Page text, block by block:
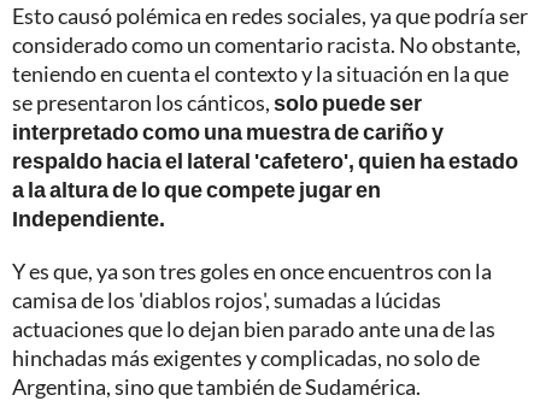
Esto causó polémica en redes sociales, ya que podría ser
considerado como un comentario racista. No obstante,
teniendo en cuenta el contexto y la situación en la que
se presentaron los cánticos,solo puede ser
interpretado como una muestra de cariño y
respaldo hacia el lateral 'cafetero', quien ha estado
a la altura de lo que compete jugar en
Independiente.
Y es que, ya son tres goles en once encuentros con la
camisa de los 'diablos rojos', sumadas a lúcidas
actuaciones que lo dejan bien parado ante una de las
hinchadas más exigentes y complicadas, no solo de
Argentina, sino que también de Sudamérica.